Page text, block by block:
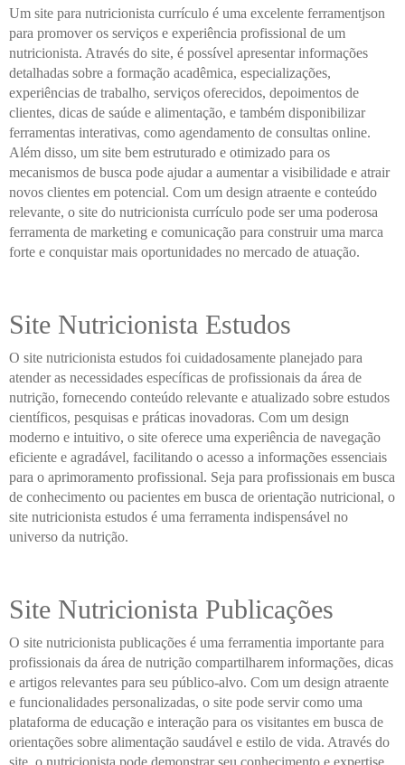
Um site para nutricionista currículo é uma excelente ferramentjson
para promover os serviços e experiência profissional de um
nutricionista. Através do site, é possível apresentar informações
detalhadas sobre a formação acadêmica, especializações,
experiências de trabalho, serviços oferecidos, depoimentos de
clientes, dicas de saúde e alimentação, e também disponibilizar
ferramentas interativas, como agendamento de consultas online.
Além disso, um site bem estruturado e otimizado para os
mecanismos de busca pode ajudar a aumentar a visibilidade e atrair
novos clientes em potencial. Com um design atraente e conteúdo
relevante, o site do nutricionista currículo pode ser uma poderosa
ferramenta de marketing e comunicação para construir uma marca
forte e conquistar mais oportunidades no mercado de atuação.
Site Nutricionista Estudos
O site nutricionista estudos foi cuidadosamente planejado para
atender as necessidades específicas de profissionais da área de
nutrição, fornecendo conteúdo relevante e atualizado sobre estudos
científicos, pesquisas e práticas inovadoras. Com um design
moderno e intuitivo, o site oferece uma experiência de navegação
eficiente e agradável, facilitando o acesso a informações essenciais
para o aprimoramento profissional. Seja para profissionais em busca
de conhecimento ou pacientes em busca de orientação nutricional, o
site nutricionista estudos é uma ferramenta indispensável no
universo da nutrição.
Site Nutricionista Publicações
O site nutricionista publicações é uma ferramentia importante para
profissionais da área de nutrição compartilharem informações, dicas
e artigos relevantes para seu público-alvo. Com um design atraente
e funcionalidades personalizadas, o site pode servir como uma
plataforma de educação e interação para os visitantes em busca de
orientações sobre alimentação saudável e estilo de vida. Através do